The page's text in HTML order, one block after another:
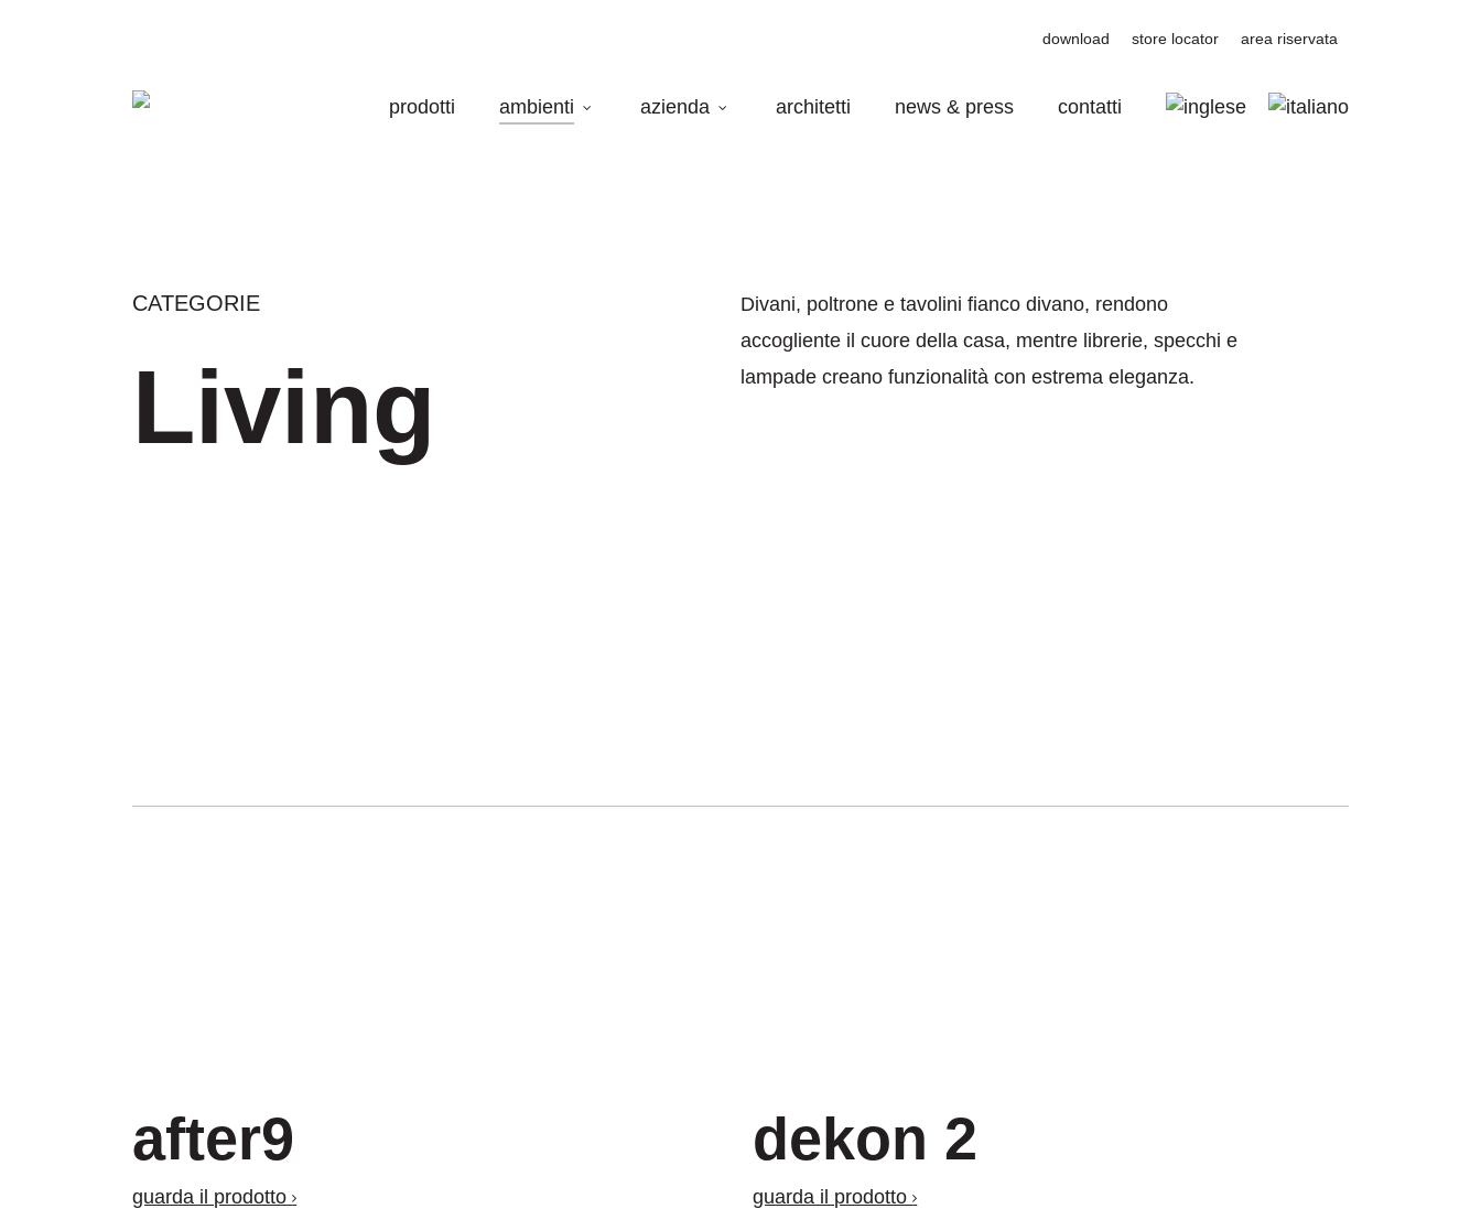
download store locator area riservata
prodotti ambienti azienda architetti news & press contatti
CATEGORIE
Living
Divani, poltrone e tavolini fianco divano, rendono
accogliente il cuore della casa, mentre librerie, specchi e
lampade creano funzionalità con estrema eleganza.
after9
guarda il prodotto
dekon 2
guarda il prodotto